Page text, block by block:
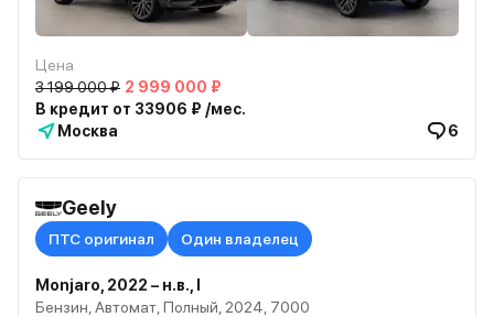
Цена
3 199 000 ₽ 2 999 000 ₽
В кредит от 33906 ₽ /мес.
Москва
6
Geely
ПТС оригинал Один владелец
Monjaro, 2022 – н.в., I
Бензин, Автомат, Полный, 2024, 7000